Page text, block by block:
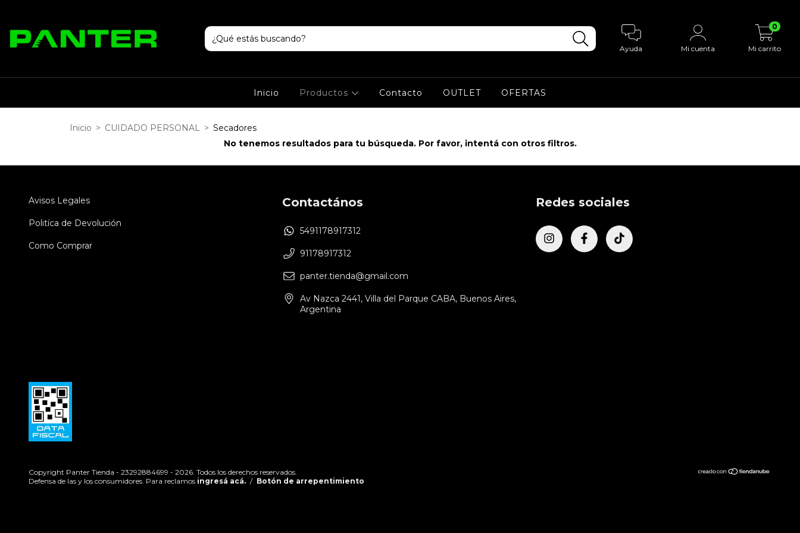
Ayuda Mi cuenta Mi carrito
0
Inicio Productos Contacto OUTLET OFERTAS
Inicio > CUIDADO PERSONAL > Secadores
No tenemos resultados para tu búsqueda. Por favor, intentá con otros filtros.
Avisos Legales
Politíca de Devolución
Como Comprar
Contactános
5491178917312
91178917312
panter.tienda@gmail.com
Av Nazca 2441, Villa del Parque CABA, Buenos Aires,
Argentina
Redes sociales
Copyright Panter Tienda - 23292884699 - 2026. Todos los derechos reservados.
Defensa de las y los consumidores. Para reclamos ingresá acá. / Botón de arrepentimiento